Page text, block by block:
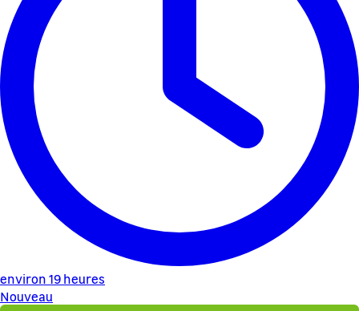
environ 19 heures
Nouveau